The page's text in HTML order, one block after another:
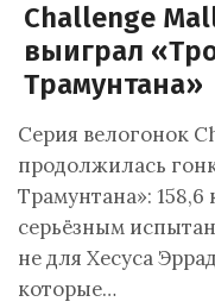
Challenge
выиграл
Трамунтана»
Серия велогонок
продолжилась
Трамунтана»:
серьёзным
не для Хесуса
которые…